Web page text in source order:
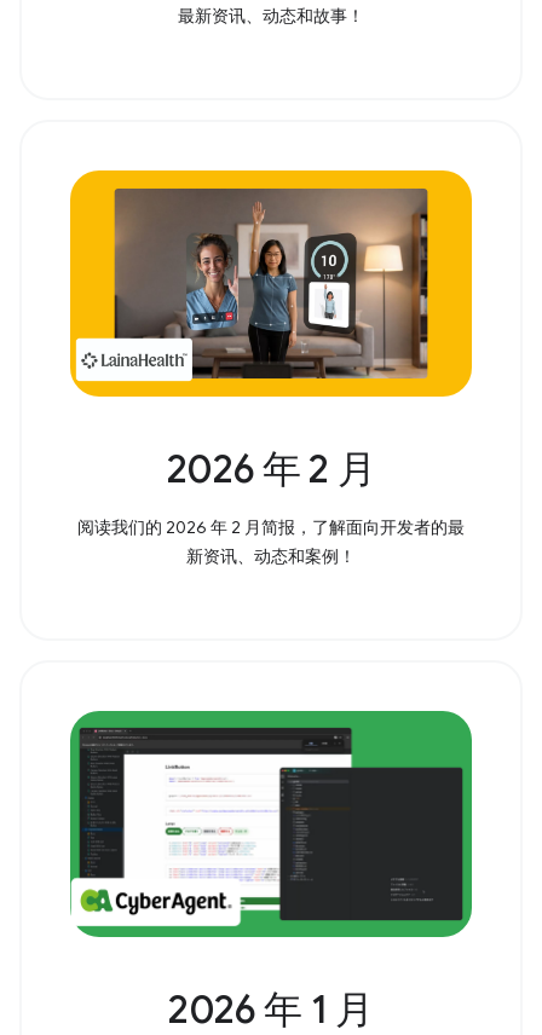
最新资讯、动态和故事！
2026 年 2 月
阅读我们的 2026 年 2 月简报，了解面向开发者的最
新资讯、动态和案例！
2026 年 1 月